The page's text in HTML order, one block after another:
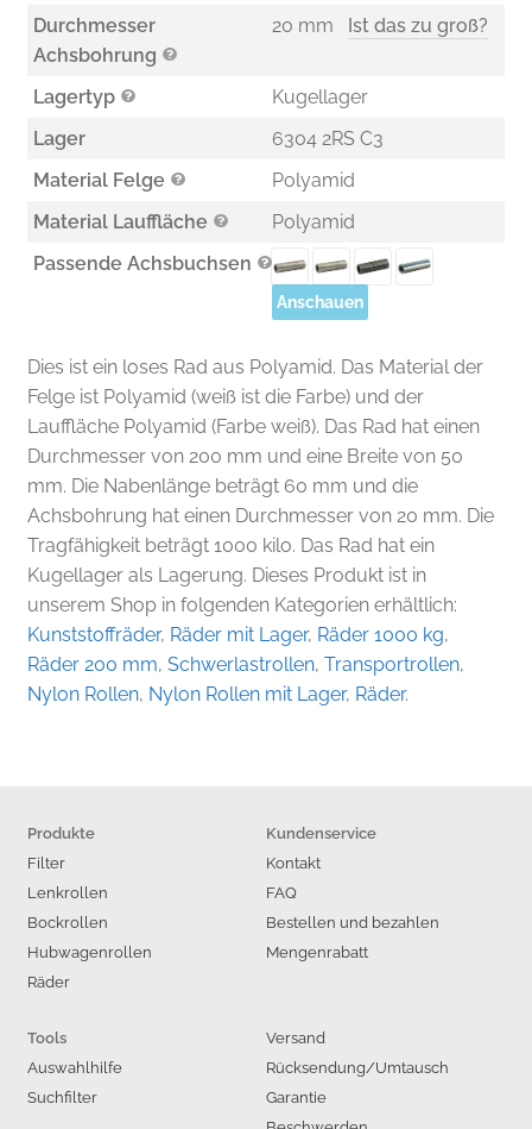
Dies ist ein loses Rad aus Polyamid. Das Material der
Felge ist Polyamid (weiß ist die Farbe) und der
Lauffläche Polyamid (Farbe weiß). Das Rad hat einen
Durchmesser von 200 mm und eine Breite von 50
mm. Die Nabenlänge beträgt 60 mm und die
Achsbohrung hat einen Durchmesser von 20 mm. Die
Tragfähigkeit beträgt 1000 kilo. Das Rad hat ein
Kugellager als Lagerung. Dieses Produkt ist in
unserem Shop in folgenden Kategorien erhältlich:
Kunststoffräder, Räder mit Lager, Räder 1000 kg,
Räder 200 mm, Schwerlastrollen, Transportrollen,
Nylon Rollen, Nylon Rollen mit Lager, Räder.
Durchmesser
Achsbohrung
20 mm Ist das zu groß?
Lagertyp
Kugellager
Lager
6304 2RS C3
Material Felge
Polyamid
Material Lauffläche
Polyamid
Passende Achsbuchsen
Anschauen
Produkte
Filter
Lenkrollen
Bockrollen
Hubwagenrollen
Räder
Kundenservice
Kontakt
FAQ
Bestellen und bezahlen
Mengenrabatt
Versand
Rücksendung/Umtausch
Garantie
Tools
Auswahlhilfe
Suchfilter